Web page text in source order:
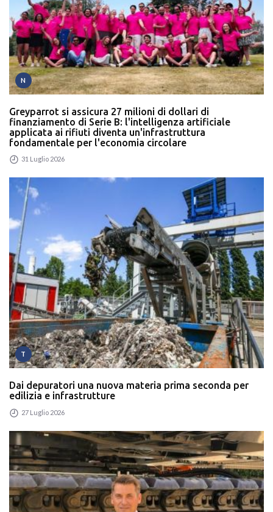
N
Greyparrot si assicura 27 milioni di dollari di
finanziamento di Serie B: l'intelligenza artificiale
applicata ai rifiuti diventa un'infrastruttura
fondamentale per l'economia circolare
31 Luglio 2026
T
Dai depuratori una nuova materia prima seconda per
edilizia e infrastrutture
27 Luglio 2026